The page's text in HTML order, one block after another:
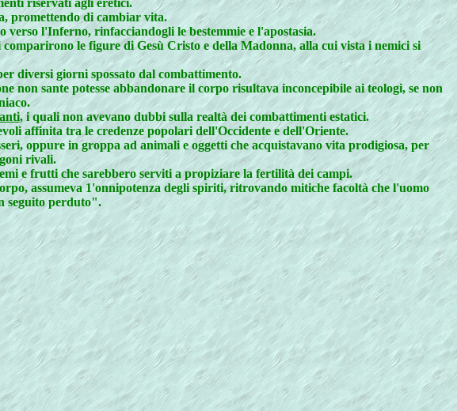
riservati agli eretici.
promettendo di cambiar vita.
l'Inferno, rinfacciandogli le bestemmie e l'apostasia.
le figure di Gesù Cristo e della Madonna, alla cui vista i nemici si
diversi giorni spossato dal combattimento.
non sante potesse abbandonare il corpo risultava inconcepibile ai teologi, se non
, i quali non avevano dubbi sulla realtà dei combattimenti estatici.
affinita tra le credenze popolari dell'Occidente e dell'Oriente.
oppure in groppa ad animali e oggetti che acquistavano vita prodigiosa, per
rivali.
e frutti che sarebbero serviti a propiziare la fertilità dei campi.
assumeva 1'onnipotenza degli spiriti, ritrovando mitiche facoltà che l'uomo
seguito perduto".